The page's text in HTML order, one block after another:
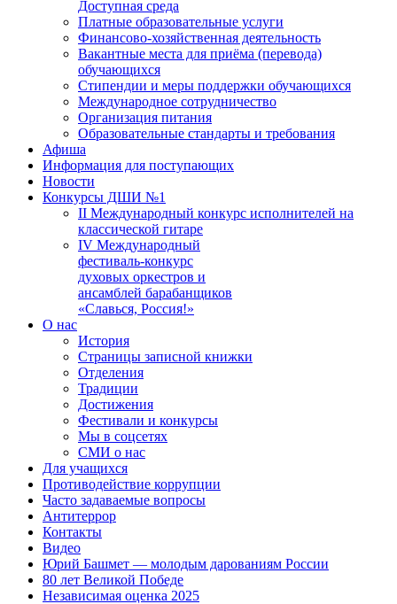
Доступная среда
Платные образовательные услуги
Финансово-хозяйственная деятельность
Вакантные места для приёма (перевода)
обучающихся
Стипендии и меры поддержки обучающихся
Международное сотрудничество
Организация питания
Образовательные стандарты и требования
Афиша
Информация для поступающих
Новости
Конкурсы ДШИ №1
II Международный конкурс исполнителей на
классической гитаре
IV Международный
фестиваль-конкурс
духовых оркестров и
ансамблей барабанщиков
«Славься, Россия!»
О нас
История
Страницы записной книжки
Отделения
Традиции
Достижения
Фестивали и конкурсы
Мы в соцсетях
СМИ о нас
Для учащихся
Противодействие коррупции
Часто задаваемые вопросы
Антитеррор
Контакты
Видео
Юрий Башмет — молодым дарованиям России
80 лет Великой Победе
Независимая оценка 2025